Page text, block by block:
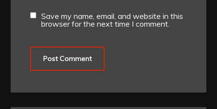
Save my name, email, and website in this
browser for the next time I comment.